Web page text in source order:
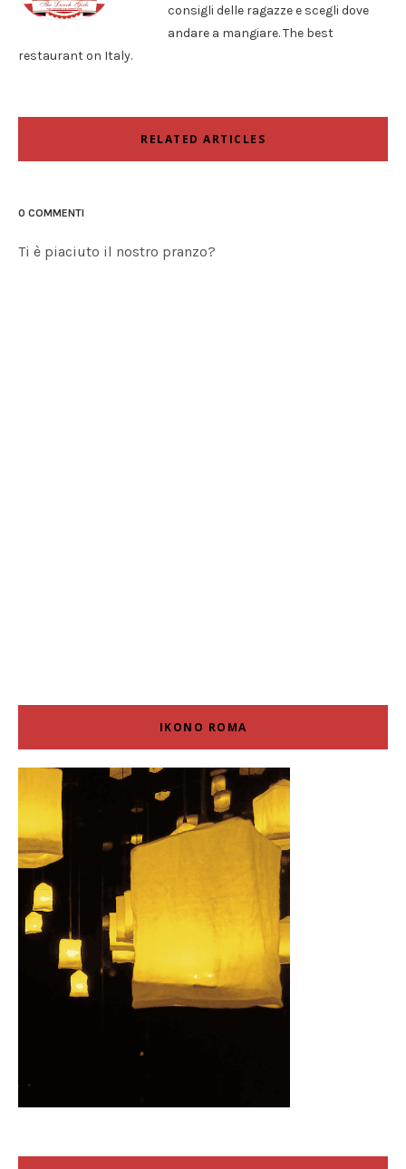
consigli delle ragazze e scegli dove
andare a mangiare. The best
restaurant on Italy.
RELATED ARTICLES
0 COMMENTI
Ti è piaciuto il nostro pranzo?
IKONO ROMA